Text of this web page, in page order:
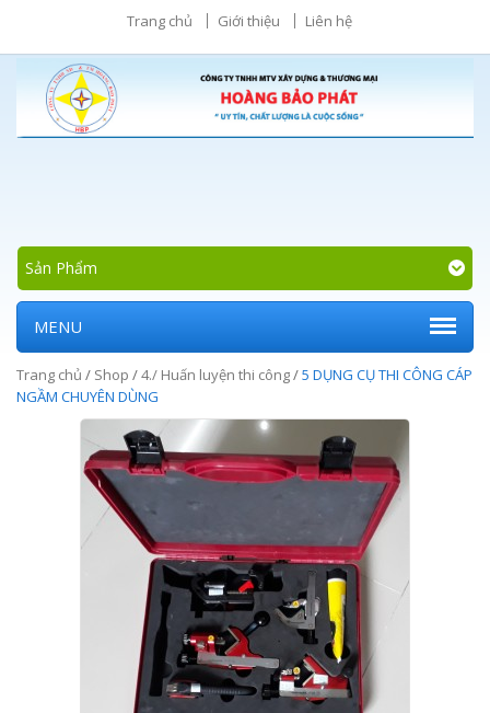
Trang chủ Giới thiệu Liên hệ
Sản Phẩm
MENU
Trang chủ / Shop /4./ Huấn luyện thi công/5 DỤNG CỤ THI CÔNG CÁP
NGẦM CHUYÊN DÙNG